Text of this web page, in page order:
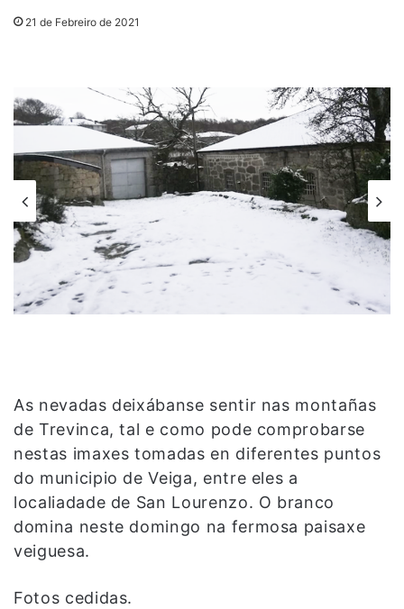
21 de Febreiro de 2021
As nevadas deixábanse sentir nas montañas
de Trevinca, tal e como pode comprobarse
nestas imaxes tomadas en diferentes puntos
do municipio de Veiga, entre eles a
localiadade de San Lourenzo. O branco
domina neste domingo na fermosa paisaxe
veiguesa.
Fotos cedidas.